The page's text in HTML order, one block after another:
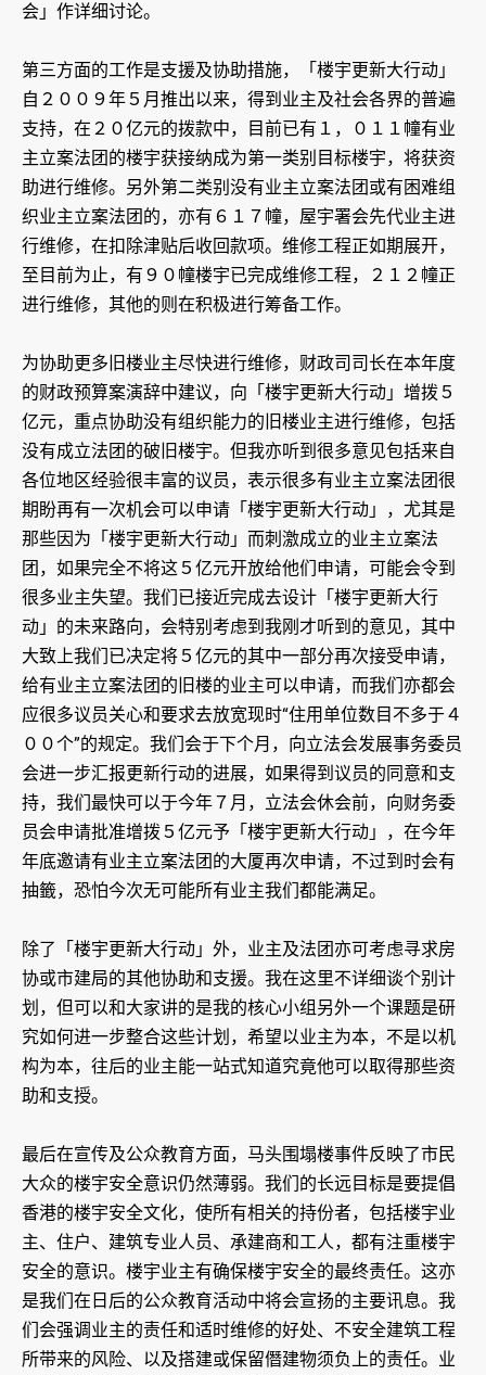
会」作详细讨论。
第三方面的工作是支援及协助措施，「楼宇更新大行动」
自２００９年５月推出以来，得到业主及社会各界的普遍
支持，在２０亿元的拨款中，目前已有１，０１１幢有业
主立案法团的楼宇获接纳成为第一类别目标楼宇，将获资
助进行维修。另外第二类别没有业主立案法团或有困难组
织业主立案法团的，亦有６１７幢，屋宇署会先代业主进
行维修，在扣除津贴后收回款项。维修工程正如期展开，
至目前为止，有９０幢楼宇已完成维修工程，２１２幢正
进行维修，其他的则在积极进行筹备工作。
为协助更多旧楼业主尽快进行维修，财政司司长在本年度
的财政预算案演辞中建议，向「楼宇更新大行动」增拨５
亿元，重点协助没有组织能力的旧楼业主进行维修，包括
没有成立法团的破旧楼宇。但我亦听到很多意见包括来自
各位地区经验很丰富的议员，表示很多有业主立案法团很
期盼再有一次机会可以申请「楼宇更新大行动」，尤其是
那些因为「楼宇更新大行动」而刺激成立的业主立案法
团，如果完全不将这５亿元开放给他们申请，可能会令到
很多业主失望。我们已接近完成去设计「楼宇更新大行
动」的未来路向，会特别考虑到我刚才听到的意见，其中
大致上我们已决定将５亿元的其中一部分再次接受申请，
给有业主立案法团的旧楼的业主可以申请，而我们亦都会
应很多议员关心和要求去放宽现时“住用单位数目不多于４
００个”的规定。我们会于下个月，向立法会发展事务委员
会进一步汇报更新行动的进展，如果得到议员的同意和支
持，我们最快可以于今年７月，立法会休会前，向财务委
员会申请批准增拨５亿元予「楼宇更新大行动」，在今年
年底邀请有业主立案法团的大厦再次申请，不过到时会有
抽籤，恐怕今次无可能所有业主我们都能满足。
除了「楼宇更新大行动」外，业主及法团亦可考虑寻求房
协或市建局的其他协助和支援。我在这里不详细谈个别计
划，但可以和大家讲的是我的核心小组另外一个课题是研
究如何进一步整合这些计划，希望以业主为本，不是以机
构为本，往后的业主能一站式知道究竟他可以取得那些资
助和支授。
最后在宣传及公众教育方面，马头围塌楼事件反映了市民
大众的楼宇安全意识仍然薄弱。我们的长远目标是要提倡
香港的楼宇安全文化，使所有相关的持份者，包括楼宇业
主、住户、建筑专业人员、承建商和工人，都有注重楼宇
安全的意识。楼宇业主有确保楼宇安全的最终责任。这亦
是我们在日后的公众教育活动中将会宣扬的主要讯息。我
们会强调业主的责任和适时维修的好处、不安全建筑工程
所带来的风险、以及搭建或保留僭建物须负上的责任。业